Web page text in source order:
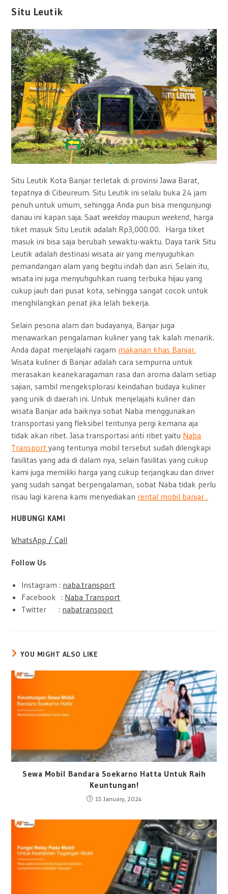
Situ Leutik
Situ Leutik Kota Banjar terletak di provinsi Jawa Barat,
tepatnya di Cibeureum. Situ Leutik ini selalu buka 24 jam
penuh untuk umum, sehingga Anda pun bisa mengunjungi
danau ini kapan saja. Saat weekdaymaupun weekend, harga
tiket masuk Situ Leutik adalah Rp3,000.00. Harga tiket
masuk ini bisa saja berubah sewaktu-waktu. Daya tarik Situ
Leutik adalah destinasi wisata air yang menyuguhkan
pemandangan alam yang begitu indah dan asri. Selain itu,
wisata ini juga menyuhguhkan ruang terbuka hijau yang
cukup jauh dari pusat kota, sehingga sangat cocok untuk
menghilangkan penat jika lelah bekerja.
Selain pesona alam dan budayanya, Banjar juga
menawarkan pengalaman kuliner yang tak kalah menarik.
Anda dapat menjelajahi ragam makanan khas Banjar.
Wisata kuliner di Banjar adalah cara sempurna untuk
merasakan keanekaragaman rasa dan aroma dalam setiap
sajian, sambil mengeksplorasi keindahan budaya kuliner
yang unik di daerah ini. Untuk menjelajahi kuliner dan
wisata Banjarada baiknya sobat Naba menggunakan
transportasi yang fleksibel tentunya pergi kemana aja
tidak akan ribet. Jasa transportasi anti ribet yaitu Naba
Transportyang tentunya mobil tersebut sudah dilengkapi
fasilitas yang ada di dalam nya, selain fasilitas yang cukup
kami juga memiliki harga yang cukup terjangkau dan driver
yang sudah sangat berpengalaman, sobat Naba tidak perlu
risau lagi karena kami menyediakan rental mobil banjar .
HUBUNGI KAMI
WhatsApp / Call
Follow Us
Instagram : naba.transport
Facebook : Naba Transport
Twitter : nabatransport
YOU MIGHT ALSO LIKE
Sewa Mobil Bandara Soekarno Hatta Untuk Raih
Keuntungan!
15 January, 2024